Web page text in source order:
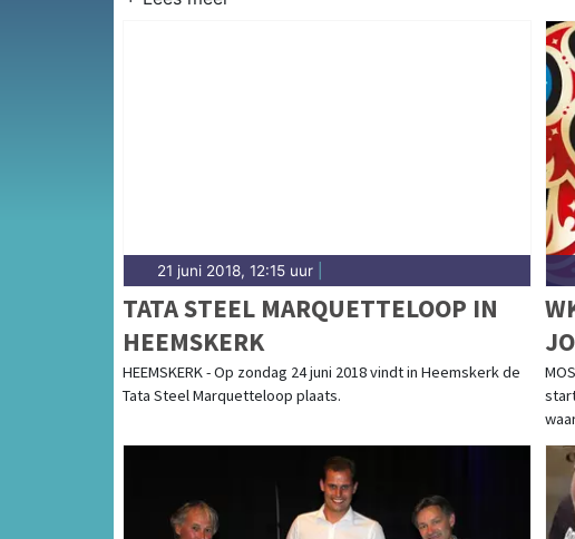
Van SV Beverwijk en De Kennemers tot zwemmen
Kennemerland — Beverwijk heeft een actieve
21 juni 2018, 12:15 uur
TATA STEEL MARQUETTELOOP IN
HEEMSKERK
HEEMSKERK - Op zondag 24 juni 2018 vindt in Heemskerk de
Tata Steel Marquetteloop plaats.